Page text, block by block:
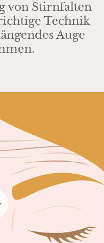
von Stirnfalten
Technik
Auge